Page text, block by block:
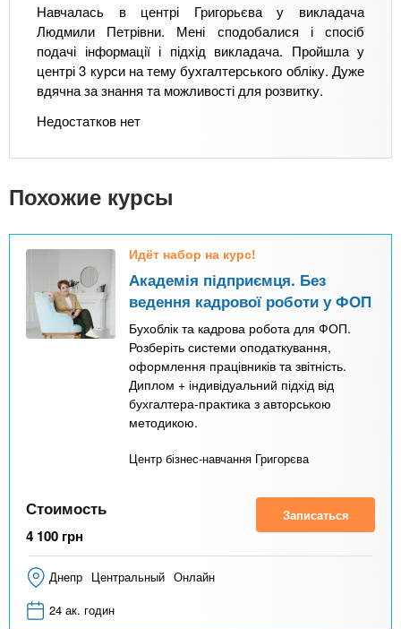
Навчалась в центрі Григорьєва у викладача
Людмили Петрівни. Мені сподобалися і спосіб
подачі інформації і підхід викладача. Пройшла у
центрі 3 курси на тему бухгалтерського обліку. Дуже
вдячна за знання та можливості для розвитку.
Недостатков нет
Похожие курсы
Идёт набор на курс!
Академія підприємця. Без
ведення кадрової роботи у ФОП
Бухоблік та кадрова робота для ФОП.
Розберіть системи оподаткування,
оформлення працівників та звітність.
Диплом + індивідуальний підхід від
бухгалтера-практика з авторською
методикою.
Центр бізнес-навчання Григорєва
Стоимость
4 100 грн
Записаться
Днепр Центральный Онлайн
24 ак. годин